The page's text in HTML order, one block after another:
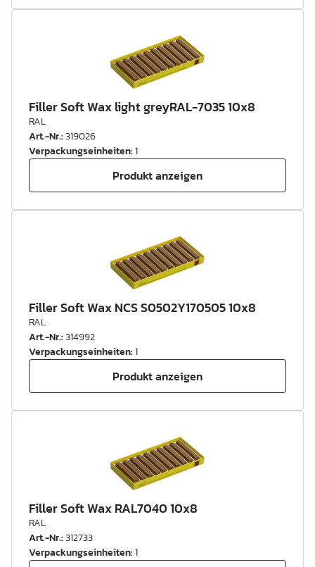
Filler Soft Wax light greyRAL-7035 10x8
RAL
Art.-Nr.:319026
Verpackungseinheiten:1
Produkt anzeigen
Filler Soft Wax NCS S0502Y170505 10x8
RAL
Art.-Nr.:314992
Verpackungseinheiten:1
Produkt anzeigen
Filler Soft Wax RAL7040 10x8
RAL
Art.-Nr.:312733
Verpackungseinheiten:1